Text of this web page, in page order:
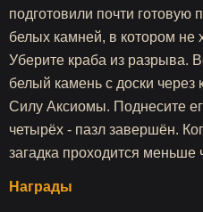
подготовили почти готовую
белых камней, в котором не
Уберите краба из разрыва.
белый камень с доски через
Силу Аксиомы. Поднесите
четырёх - пазл завершён.
загадка проходится меньше
Награды